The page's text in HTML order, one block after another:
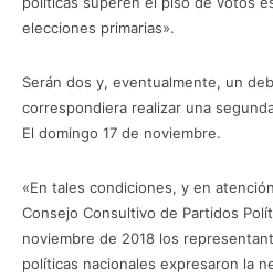
elecciones primarias».
Serán dos y, eventualmente, un
correspondiera realizar una
El domingo 17 de noviembre.
«En tales condiciones, y en
Consejo Consultivo de Partidos
noviembre de 2018 los
políticas nacionales expresaron la